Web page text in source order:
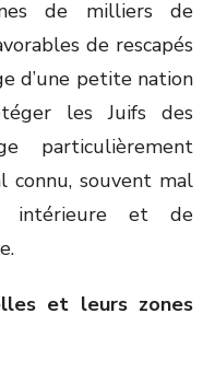
de milliers de
de rescapés
d’une petite nation
les Juifs des
particulièrement
connu, souvent mal
intérieure et de
et leurs zones